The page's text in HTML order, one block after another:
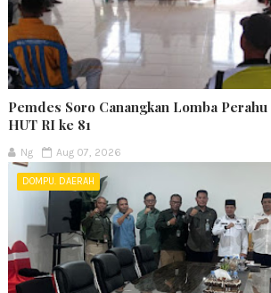
Pemdes Soro Canangkan Lomba
HUT RI ke 81
Ng Aug 07, 2026
DOMPU. DAERAH